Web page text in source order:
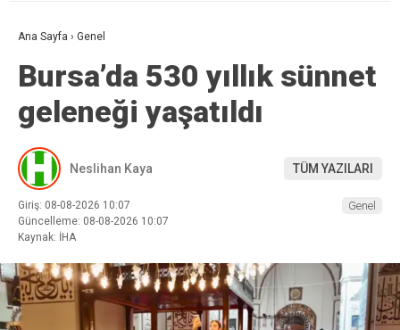
Ana Sayfa › Genel
Bursa’da 530 yıllık sünnet
geleneği yaşatıldı
Neslihan Kaya TÜM YAZILARI
Giriş: 08-08-2026 10:07
Güncelleme: 08-08-2026 10:07
Kaynak: İHA
Genel